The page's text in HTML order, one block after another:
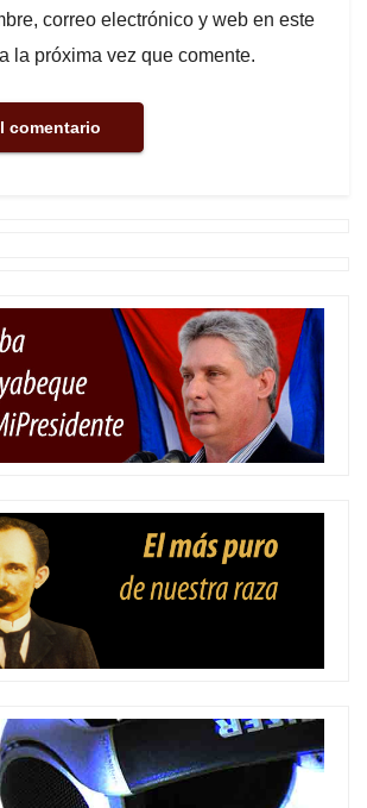
correo electrónico y web en este
la próxima vez que comente.